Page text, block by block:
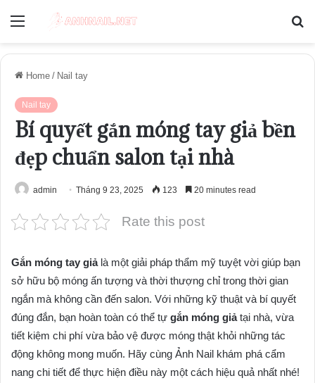
Menu
Home / Nail tay
Nail tay
Bí quyết gắn móng tay giả bền
đẹp chuẩn salon tại nhà
admin Tháng 9 23, 2025 123 20 minutes read
Rate this post
Gắn móng tay giảlà một giải pháp thẩm mỹ tuyệt vời giúp bạn
sở hữu bộ móng ấn tượng và thời thượng chỉ trong thời gian
ngắn mà không cần đến salon. Với những kỹ thuật và bí quyết
đúng đắn, bạn hoàn toàn có thể tự gắn móng giảtại nhà, vừa
tiết kiệm chi phí vừa bảo vệ được móng thật khỏi những tác
động không mong muốn. Hãy cùng Ảnh Nail khám phá cẩm
nang chi tiết để thực hiện điều này một cách hiệu quả nhất nhé!